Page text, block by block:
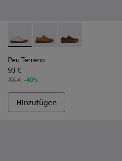
Peu Terreno - K101099-003 -
Peu Terreno -Peu Terreno -
Peu Terreno
93 €
155 € -40%
Hinzufügen